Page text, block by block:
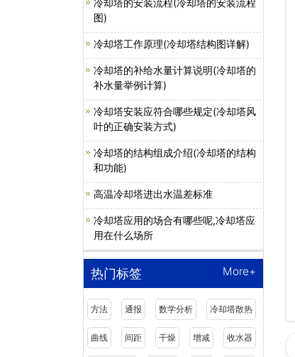
冷却塔的安装流程(冷却塔的安装流程
图)
冷却塔工作原理(冷却塔结构图详解)
冷却塔的补给水量计算说明(冷却塔的
补水量举例计算)
冷却塔安装应符合哪些规定(冷却塔风
叶的正确安装方式)
冷却塔的结构组成介绍(冷却塔的结构
和功能)
高温冷却塔进出水温差标准
冷却塔应用的场合有哪些呢,冷却塔应
用在什么场所
热门标签 More+
方法 通报 数学分析 冷却塔散热
曲线 间距 干燥 增减 收水器